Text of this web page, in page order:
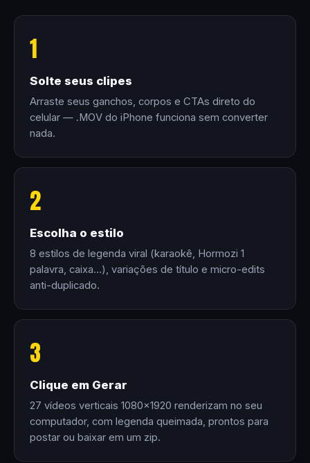
1
Solte seus clipes
Arraste seus ganchos, corpos e CTAs direto do
celular — .MOV do iPhone funciona sem converter
nada.
2
Escolha o estilo
8 estilos de legenda viral (karaokê, Hormozi 1
palavra, caixa…), variações de título e micro-edits
anti-duplicado.
3
Clique em Gerar
27 vídeos verticais 1080×1920 renderizam no seu
computador, com legenda queimada, prontos para
postar ou baixar em um zip.